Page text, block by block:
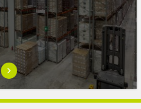
Saber
más
sobreAR
Racking